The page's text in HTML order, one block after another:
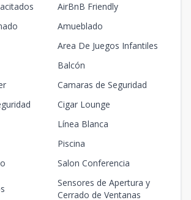
AirBnB Friendly
Amueblado
Area De Juegos Infantiles
Balcón
Camaras de Seguridad
Cigar Lounge
Línea Blanca
Piscina
Salon Conferencia
Sensores de Apertura y
Cerrado de Ventanas